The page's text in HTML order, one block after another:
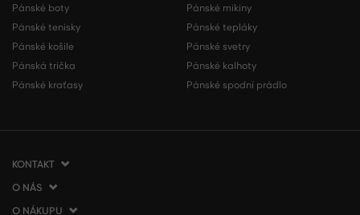
Pánské boty
Pánské tenisky
Pánské košile
Pánská trička
Pánské kraťasy
Pánské mikiny
Pánské tepláky
Pánské svetry
Pánské kalhoty
Pánské spodní prádlo
KONTAKT
VERMONT Services Slovakia s. r. o.
Vlčie hrdlo 53
O NÁS
O společnosti
O NÁKUPU